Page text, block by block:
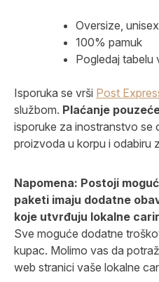
Oversize,
100% pamuk
Pogledaj tabelu
Isporuka se vrši Post
službom. Plaćanje
isporuke za inostranstvo se
proizvoda u korpu i odabiru
Napomena: Postoji
paketi imaju dodatne
koje utvrđuju lokalne
Sve moguće dodatne
kupac. Molimo vas da
web stranici vaše lokalne